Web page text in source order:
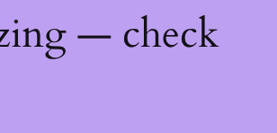
— check